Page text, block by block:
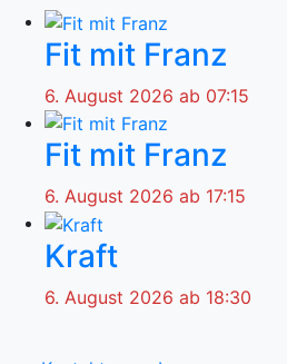
Fit mit Franz
6. August 2026 ab 07:15
Fit mit Franz
6. August 2026 ab 17:15
Kraft
6. August 2026 ab 18:30